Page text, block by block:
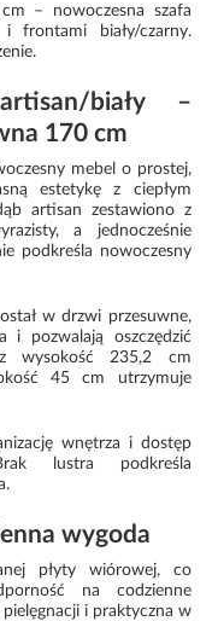
– nowoczesna szafa
frontami biały/czarny.
biały –
170 cm
mebel o prostej,
estetykę z ciepłym
artisan zestawiono z
a jednocześnie
podkreśla nowoczesny
w drzwi przesuwne,
i pozwalają oszczędzić
wysokość 235,2 cm
45 cm utrzymuje
wnętrza i dostęp
lustra podkreśla
wygoda
płyty wiórowej, co
na codzienne
i praktyczna w